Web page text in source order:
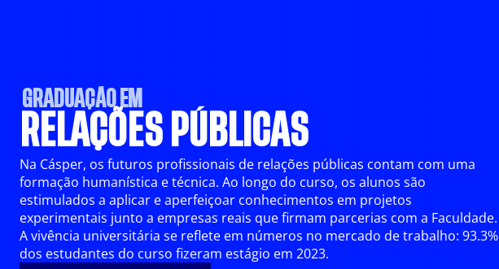
GRADUAÇÃO EM
RELAÇÕES PÚBLICAS
Na Cásper, os futuros profissionais de relações públicas contam com uma
formação humanística e técnica. Ao longo do curso, os alunos são
estimulados a aplicar e aperfeiçoar conhecimentos em projetos
experimentais junto a empresas reais que firmam parcerias com a Faculdade.
A vivência universitária se reflete em números no mercado de trabalho: 93.3%
dos estudantes do curso fizeram estágio em 2023.